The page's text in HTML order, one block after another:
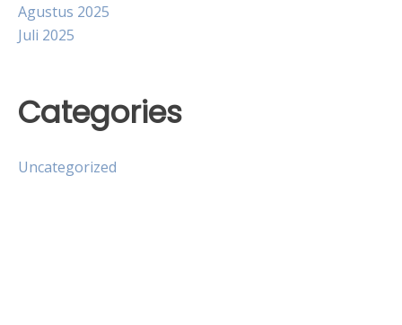
Agustus 2025
Juli 2025
Categories
Uncategorized